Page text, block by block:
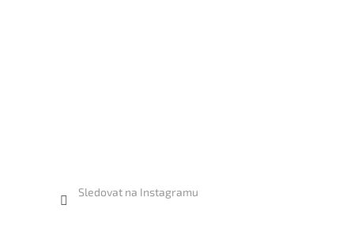
Sledovat na Instagramu